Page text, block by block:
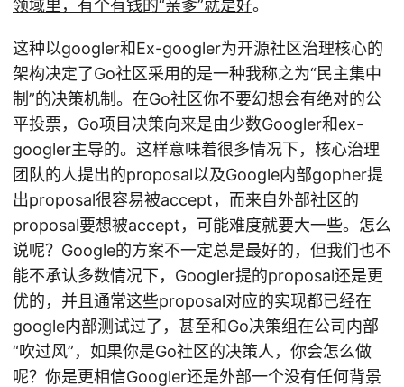
领域里，有个有钱的“亲爹”就是好。
这种以googler和Ex-googler为开源社区治理核心的
架构决定了Go社区采用的是一种我称之为“民主集中
制”的决策机制。在Go社区你不要幻想会有绝对的公
平投票，Go项目决策向来是由少数Googler和ex-
googler主导的。这样意味着很多情况下，核心治理
团队的人提出的proposal以及Google内部gopher提
出proposal很容易被accept，而来自外部社区的
proposal要想被accept，可能难度就要大一些。怎么
说呢？Google的方案不一定总是最好的，但我们也不
能不承认多数情况下，Googler提的proposal还是更
优的，并且通常这些proposal对应的实现都已经在
google内部测试过了，甚至和Go决策组在公司内部
“吹过风”，如果你是Go社区的决策人，你会怎么做
呢？你是更相信Googler还是外部一个没有任何背景